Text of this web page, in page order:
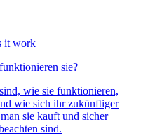
sie?
wie sie funktionieren,
wie sich ihr zukünftiger
sie kauft und sicher
sind.